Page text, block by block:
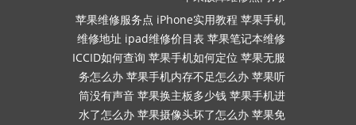
苹果维修服务点 iPhone实用教程 苹果手机
维修地址 ipad维修价目表 苹果笔记本维修
ICCID如何查询 苹果手机如何定位 苹果无服
务怎么办 苹果手机内存不足怎么办 苹果听
筒没有声音 苹果换主板多少钱 苹果手机进
水了怎么办 苹果摄像头坏了怎么办 苹果免